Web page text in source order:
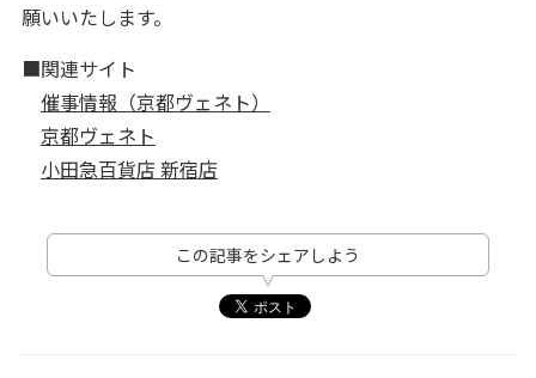
願いいたします。
■関連サイト
催事情報（京都ヴェネト）
京都ヴェネト
小田急百貨店 新宿店
この記事をシェアしよう